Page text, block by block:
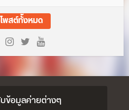
พสต์ทั้งหมด
ข้อมูลค่ายต่างๆ